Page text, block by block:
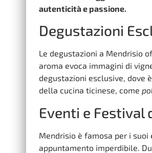
autenticità e passione.
Degustazioni
Le degustazioni a Mendrisio
aroma evoca immagini di
degustazioni esclusive, dove
della cucina ticinese, come
Eventi e Festival
Mendrisio è famosa per i
appuntamento imperdibile.